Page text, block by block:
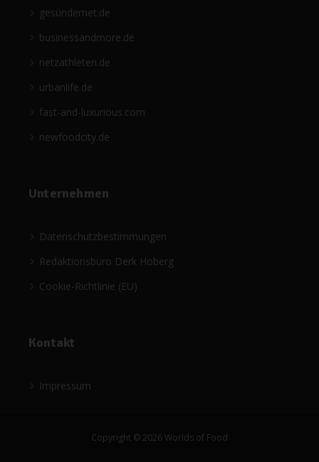
gesündernet.de
businessandmore.de
netzathleten.de
urbanlife.de
fast-and-luxurious.com
newfoodcity.de
Unternehmen
Datenschutzbestimmungen
Redaktionsbüro Derk Hoberg
Cookie-Richtlinie (EU)
Kontakt
Impressum
Copyright © 2026 Worlds of Food